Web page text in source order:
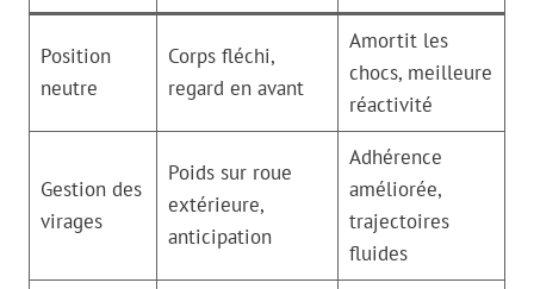
Position
neutre
Corps fléchi,
regard en avant
Amortit les
chocs, meilleure
réactivité
Gestion des
virages
Poids sur roue
extérieure,
anticipation
Adhérence
améliorée,
trajectoires
fluides